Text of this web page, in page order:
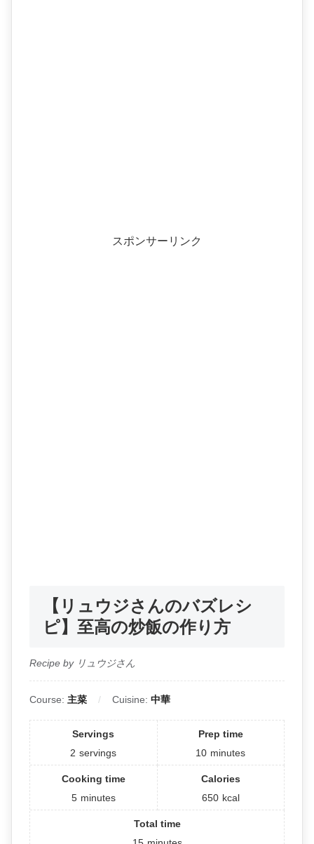
スポンサーリンク
【リュウジさんのバズレシ
ピ】至高の炒飯の作り方
Recipe by リュウジさん
Course: 主菜 Cuisine: 中華
Servings
2 servings
Prep time
10 minutes
Cooking time
5 minutes
Calories
650 kcal
Total time